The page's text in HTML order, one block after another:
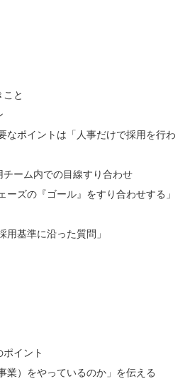
と
なポイントは「人事だけで採用を行わ
ーム内での目線すり合わせ
ズの『ゴール』をすり合わせする」
基準に沿った質問」
ポイント
業）をやっているのか」を伝える